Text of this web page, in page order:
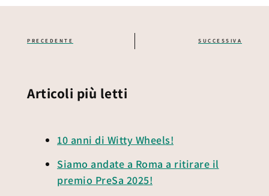
PRECEDENTE SUCCESSIVA
Articoli più letti
10 anni di Witty Wheels!
Siamo andate a Roma a ritirare il
premio PreSa 2025!